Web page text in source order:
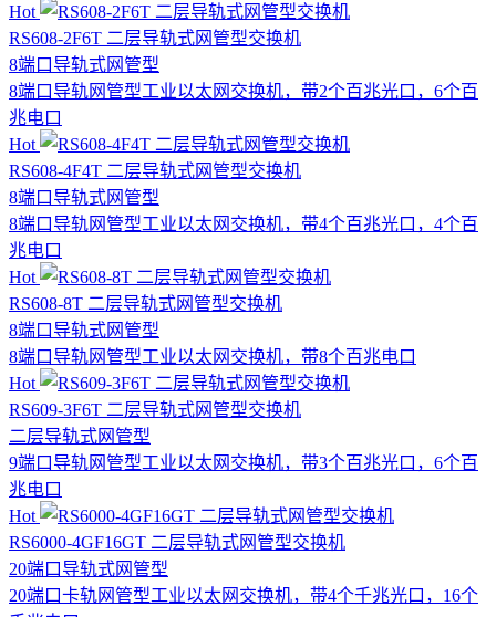
Hot
RS608-2F6T 二层导轨式网管型交换机
8端口 导轨式网管型
8端口导轨网管型工业以太网交换机，带2个百兆光口，6个百
兆电口
Hot
RS608-4F4T 二层导轨式网管型交换机
8端口 导轨式网管型
8端口导轨网管型工业以太网交换机，带4个百兆光口，4个百
兆电口
Hot
RS608-8T 二层导轨式网管型交换机
8端口 导轨式网管型
8端口导轨网管型工业以太网交换机，带8个百兆电口
Hot
RS609-3F6T 二层导轨式网管型交换机
二层导轨式网管型
9端口导轨网管型工业以太网交换机，带3个百兆光口，6个百
兆电口
Hot
RS6000-4GF16GT 二层导轨式网管型交换机
20端口 导轨式网管型
20端口卡轨网管型工业以太网交换机，带4个千兆光口，16个